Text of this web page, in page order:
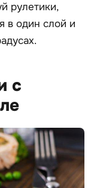
рулетики,
в один слой и
с